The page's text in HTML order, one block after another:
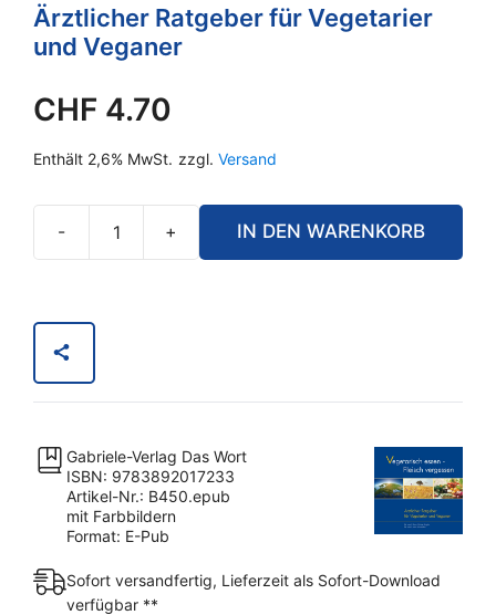
Ärztlicher Ratgeber für Vegetarier
und Veganer
CHF 4.70
Enthält 2,6% MwSt. zzgl. Versand
-
eBook
vergessen
Menge
+ IN DEN WARENKORB
Gabriele-Verlag Das Wort
ISBN: 9783892017233
Artikel-Nr.: B450.epub
mit Farbbildern
Format: E-Pub
Sofort versandfertig, Lieferzeit als Sofort-Download
verfügbar **